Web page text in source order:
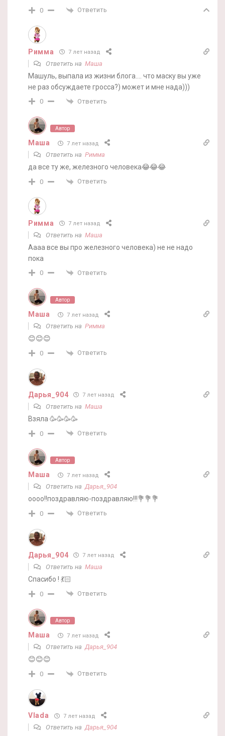
0 Ответить
Римма 7 лет назад
Ответить на Маша
Машуль, выпала из жизни блога…. что маску вы уже
не раз обсуждаете гросса?) может и мне нада)))
0 Ответить
Автор
Маша 7 лет назад
Ответить на Римма
да все ту же, железного человека😂😂😂
0 Ответить
Римма 7 лет назад
Ответить на Маша
Аааа все вы про железного человека) не не надо
пока
0 Ответить
Автор
Маша 7 лет назад
Ответить на Римма
😊😊😊
0 Ответить
Дарья_904 7 лет назад
Ответить на Маша
Взяла 🥳🥳🥳🥳
0 Ответить
Автор
Маша 7 лет назад
Ответить наДарья_904
оооо!!поздравляю-поздравляю!!!💐💐💐
0 Ответить
Дарья_904 7 лет назад
Ответить на Маша
Спасибо ! 💃🏻
0 Ответить
Автор
Маша 7 лет назад
Ответить наДарья_904
😊😊😊
0 Ответить
Vlada 7 лет назад
Ответить наДарья_904